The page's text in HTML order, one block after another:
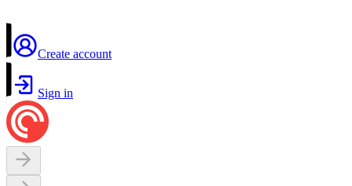
Create account
Sign in